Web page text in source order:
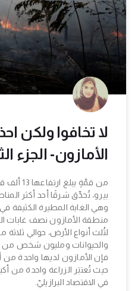
لا تخافوا ولكن
الأمازون- الجزء
من قمَّةٍ
بيرو، تُحدِّق شرقًا أحد أكثر
منطقة الأمازون نصف غابات
لثُلث أنواع الأرض، حوالي ثلاثة
والحيوانات ومليون شخص من
فإن الأمازون لديها واحدة من
حيث تُعتبَر الزراعة واحدة من
في الاقتصاد البرازيليّ.